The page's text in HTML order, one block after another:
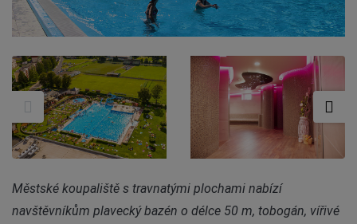
Městské koupaliště s travnatými plochami nabízí
navštěvníkům plavecký bazén o délce 50 m, tobogán, vířivé